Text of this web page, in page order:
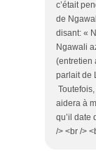
c’était
de
disant: «
Ngawali
(entretien
parlait de
aidera à
qu’il date
/> <br />